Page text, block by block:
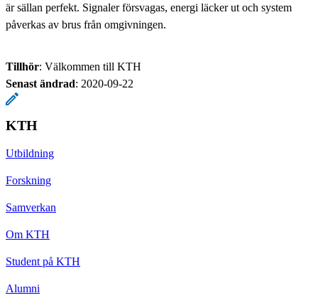
är sällan perfekt. Signaler försvagas, energi läcker ut och system
påverkas av brus från omgivningen.
Tillhör: Välkommen till KTH
Senast ändrad: 2020-09-22
KTH
Utbildning
Forskning
Samverkan
Om KTH
Student på KTH
Alumni